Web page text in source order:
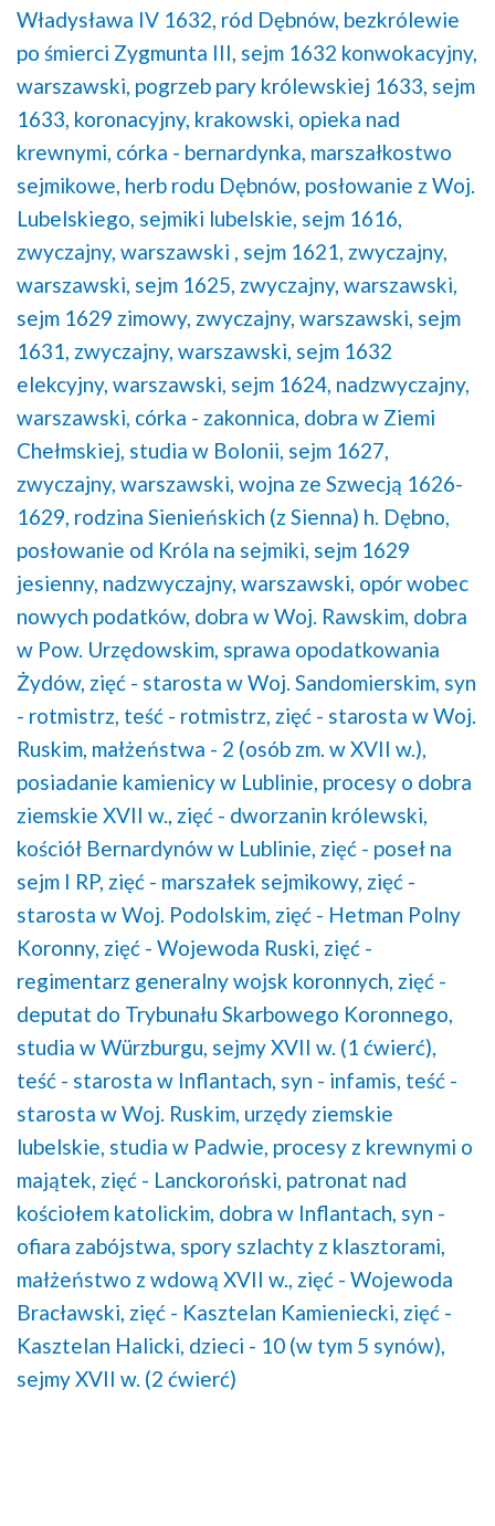
Władysława IV 1632, ród Dębnów, bezkrólewie
po śmierci Zygmunta III, sejm 1632 konwokacyjny,
warszawski, pogrzeb pary królewskiej 1633, sejm
1633, koronacyjny, krakowski, opieka nad
krewnymi, córka - bernardynka, marszałkostwo
sejmikowe, herb rodu Dębnów, posłowanie z Woj.
Lubelskiego, sejmiki lubelskie, sejm 1616,
zwyczajny, warszawski , sejm 1621, zwyczajny,
warszawski, sejm 1625, zwyczajny, warszawski,
sejm 1629 zimowy, zwyczajny, warszawski, sejm
1631, zwyczajny, warszawski, sejm 1632
elekcyjny, warszawski, sejm 1624, nadzwyczajny,
warszawski, córka - zakonnica, dobra w Ziemi
Chełmskiej, studia w Bolonii, sejm 1627,
zwyczajny, warszawski, wojna ze Szwecją 1626-
1629, rodzina Sienieńskich (z Sienna) h. Dębno,
posłowanie od Króla na sejmiki, sejm 1629
jesienny, nadzwyczajny, warszawski, opór wobec
nowych podatków, dobra w Woj. Rawskim, dobra
w Pow. Urzędowskim, sprawa opodatkowania
Żydów, zięć - starosta w Woj. Sandomierskim, syn
- rotmistrz, teść - rotmistrz, zięć - starosta w Woj.
Ruskim, małżeństwa - 2 (osób zm. w XVII w.),
posiadanie kamienicy w Lublinie, procesy o dobra
ziemskie XVII w., zięć - dworzanin królewski,
kościół Bernardynów w Lublinie, zięć - poseł na
sejm I RP, zięć - marszałek sejmikowy, zięć -
starosta w Woj. Podolskim, zięć - Hetman Polny
Koronny, zięć - Wojewoda Ruski, zięć -
regimentarz generalny wojsk koronnych, zięć -
deputat do Trybunału Skarbowego Koronnego,
studia w Würzburgu, sejmy XVII w. (1 ćwierć),
teść - starosta w Inflantach, syn - infamis, teść -
starosta w Woj. Ruskim, urzędy ziemskie
lubelskie, studia w Padwie, procesy z krewnymi o
majątek, zięć - Lanckoroński, patronat nad
kościołem katolickim, dobra w Inflantach, syn -
ofiara zabójstwa, spory szlachty z klasztorami,
małżeństwo z wdową XVII w., zięć - Wojewoda
Bracławski, zięć - Kasztelan Kamieniecki, zięć -
Kasztelan Halicki, dzieci - 10 (w tym 5 synów),
sejmy XVII w. (2 ćwierć)